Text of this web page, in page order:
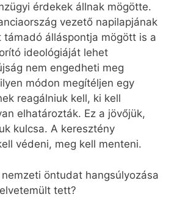
érdekek állnak mögötte.
vezető napilapjának
támadó álláspontja mögött is a
ideológiáját lehet
nem engedheti meg
módon megítéljen egy
reagálniuk kell, ki kell
elhatározták. Ez a jövőjük,
kulcsa. A keresztény
védeni, meg kell menteni.
öntudat hangsúlyozása
tett?